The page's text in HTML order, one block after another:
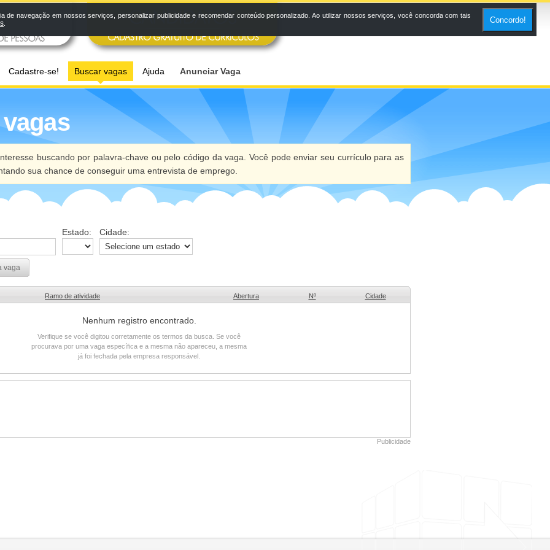
Cadastre-se! Buscar vagas Ajuda Anunciar Vaga
buscando por palavra-chave ou pelo código da vaga. Você pode enviar seu currículo para as
sua chance de conseguir uma entrevista de emprego.
Estado: Cidade:
vaga
Ramo de atividade Abertura Nº Cidade
Nenhum registro encontrado.
Verifique se você digitou corretamente os termos da busca. Se você
procurava por uma vaga específica e a mesma não apareceu, a mesma
já foi fechada pela empresa responsável.
Publicidade
navegação em nossos serviços, personalizar publicidade e recomendar conteúdo personalizado. Ao utilizar nossos serviços, você concorda com tais
Concordo!